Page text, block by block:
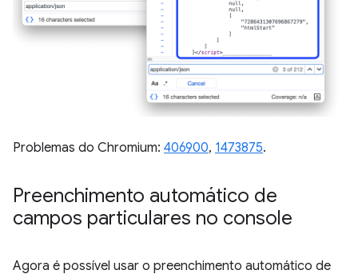
Problemas do Chromium: 406900, 1473875.
Preenchimento automático de
campos particulares no console
Agora é possível usar o preenchimento automático de